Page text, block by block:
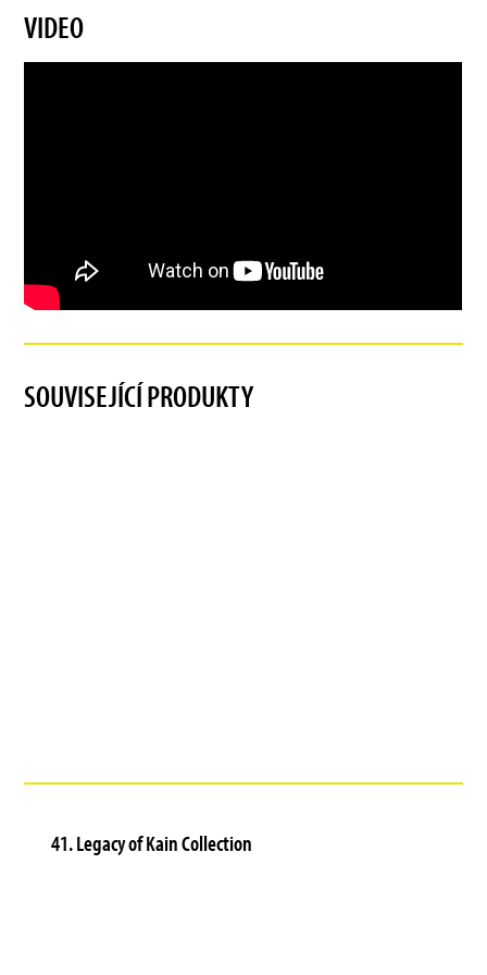
VIDEO
SOUVISEJÍCÍ PRODUKTY
41. Legacy of Kain Collection